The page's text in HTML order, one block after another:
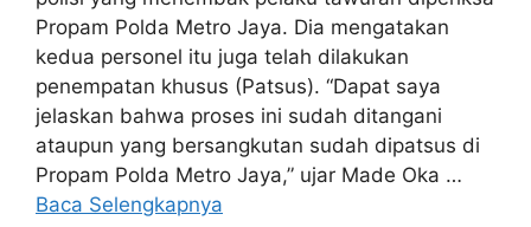
Propam Polda Metro Jaya. Dia mengatakan
kedua personel itu juga telah dilakukan
penempatan khusus (Patsus). “Dapat saya
jelaskan bahwa proses ini sudah ditangani
ataupun yang bersangkutan sudah dipatsus di
Propam Polda Metro Jaya,” ujar Made Oka …
Baca Selengkapnya